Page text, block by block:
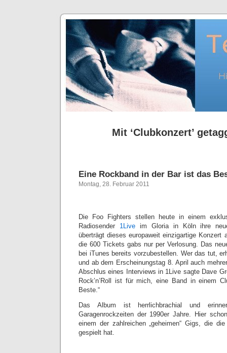
Mit ‘Clubkonzert’
Eine Rockband in der Bar ist das
Montag, 28. Februar 2011
Die Foo Fighters stellen heute in einem
Radiosender 1Liveim Gloria in Köln ihre
überträgt dieses europaweit einzigartige Konzert
die 600 Tickets gabs nur per Verlosung. Das
bei iTunes bereits vorzubestellen. Wer das tut,
und ab dem Erscheinungstag 8. April auch
Abschlus eines Interviews in 1Live sagte Dave
Rock’n’Roll ist für mich, eine Band in einem
Beste.“
Das Album ist herrlichbrachial und
Garagenrockzeiten der 1990er Jahre. Hier
einem der zahlreichen „geheimen“ Gigs, die
gespielt hat.